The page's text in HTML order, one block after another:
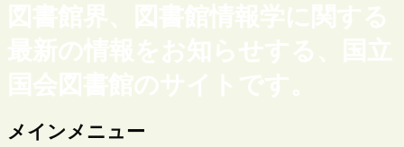
図書館界、図書館情報学に関する
最新の情報をお知らせする、国立
国会図書館のサイトです。
メインメニュー